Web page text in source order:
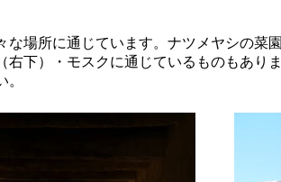
な場所に通じています。ナツメヤシの菜
右下）・モスクに通じているものもあり